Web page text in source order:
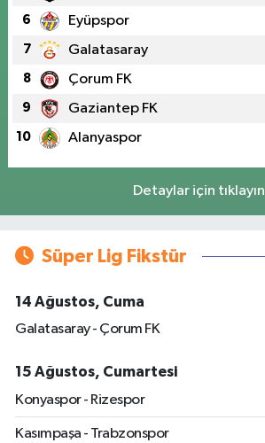
6 Eyüpspor
7 Galatasaray
8 Çorum FK
9 Gaziantep FK
10 Alanyaspor
Detaylar için tıklayın
Süper Lig Fikstür
14 Ağustos, Cuma
Galatasaray - Çorum FK
15 Ağustos, Cumartesi
Konyaspor - Rizespor
Kasımpaşa - Trabzonspor